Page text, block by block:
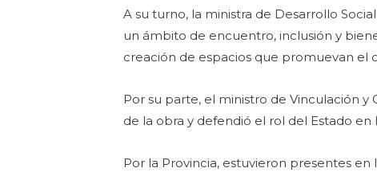
A su turno, la ministra de Desarrollo
un ámbito de encuentro, inclusión y
creación de espacios que promuevan el
Por su parte, el ministro de Vinculación y
de la obra y defendió el rol del Estado en
Por la Provincia, estuvieron presentes